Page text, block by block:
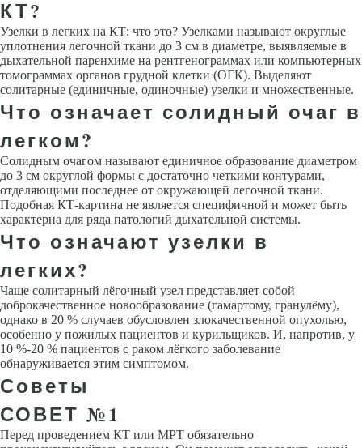
КТ?
Узелки в легких на КТ: что это? Узелками называют округлые
уплотнения легочной ткани до 3 см в диаметре, выявляемые в
дыхательной паренхиме на рентгенограммах или компьютерных
томограммах органов грудной клетки (ОГК). Выделяют
солитарные (единичные, одиночные) узелки и множественные.
Что означает солидный очаг в
легком?
Солидным очагом называют единичное образование диаметром
до 3 см округлой формы с достаточно четкими контурами,
отделяющими последнее от окружающей легочной ткани.
Подобная КТ-картина не является специфичной и может быть
характерна для ряда патологий дыхательной системы.
Что означают узелки в
легких?
Чаще солитарный лёгочный узел представляет собой
доброкачественное новообразование (гамартому, гранулёму),
однако в 20 % случаев обусловлен злокачественной опухолью,
особенно у пожилых пациентов и курильщиков. И, напротив, у
10 %-20 % пациентов с раком лёгкого заболевание
обнаруживается этим симптомом.
Советы
СОВЕТ №1
Перед проведением КТ или МРТ обязательно